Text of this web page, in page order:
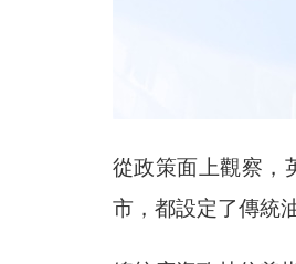
從政策面上觀察，
市，都設定了傳統